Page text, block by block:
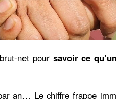
net pour savoir ce
an… Le chiffre frappe